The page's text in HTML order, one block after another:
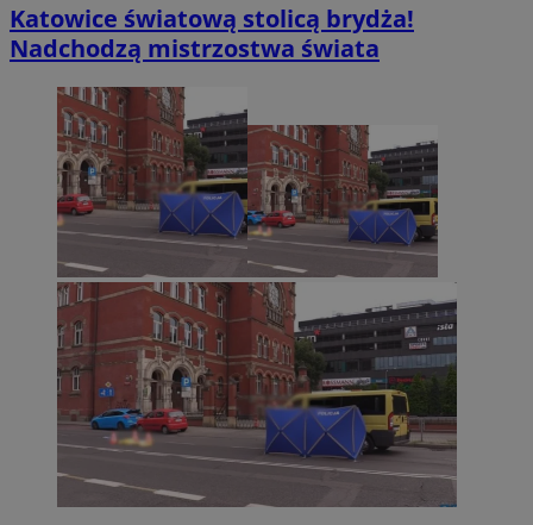
Katowice światową stolicą brydża!
Nadchodzą mistrzostwa świata